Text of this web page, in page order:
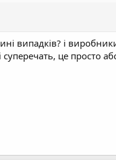
випадків? і
це просто